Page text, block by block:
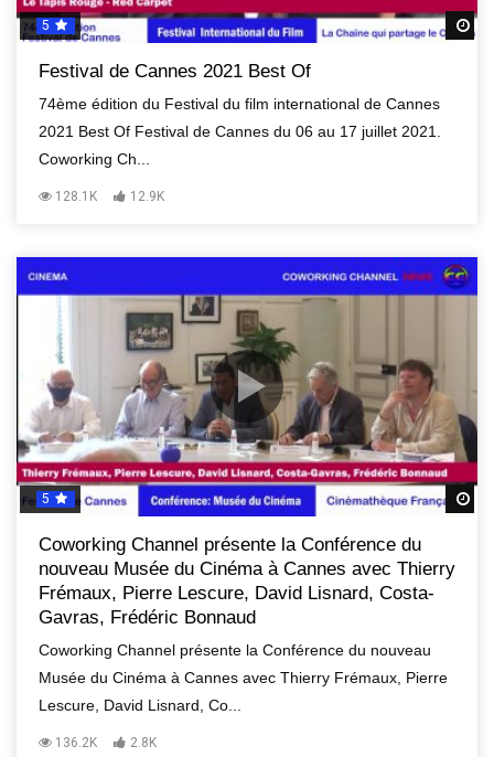
5
Festival de Cannes 2021 Best Of
74ème édition du Festival du film international de Cannes
2021 Best Of Festival de Cannes du 06 au 17 juillet 2021.
Coworking Ch...
128.1K 12.9K
5
Coworking Channel présente la Conférence du
nouveau Musée du Cinéma à Cannes avec Thierry
Frémaux, Pierre Lescure, David Lisnard, Costa-
Gavras, Frédéric Bonnaud
Coworking Channel présente la Conférence du nouveau
Musée du Cinéma à Cannes avec Thierry Frémaux, Pierre
Lescure, David Lisnard, Co...
136.2K 2.8K